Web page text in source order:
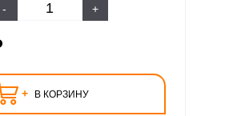
- +
+ В КОРЗИНУ